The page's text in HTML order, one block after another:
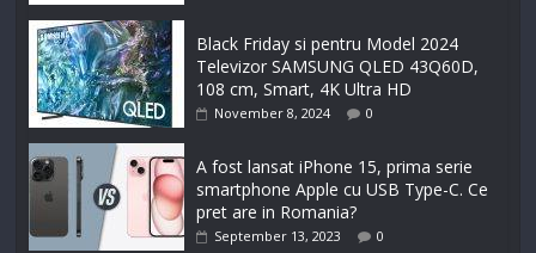
Black Friday si pentru Model 2024
Televizor SAMSUNG QLED 43Q60D,
108 cm, Smart, 4K Ultra HD
November 8, 2024 0
A fost lansat iPhone 15, prima serie
smartphone Apple cu USB Type-C. Ce
pret are in Romania?
September 13, 2023 0